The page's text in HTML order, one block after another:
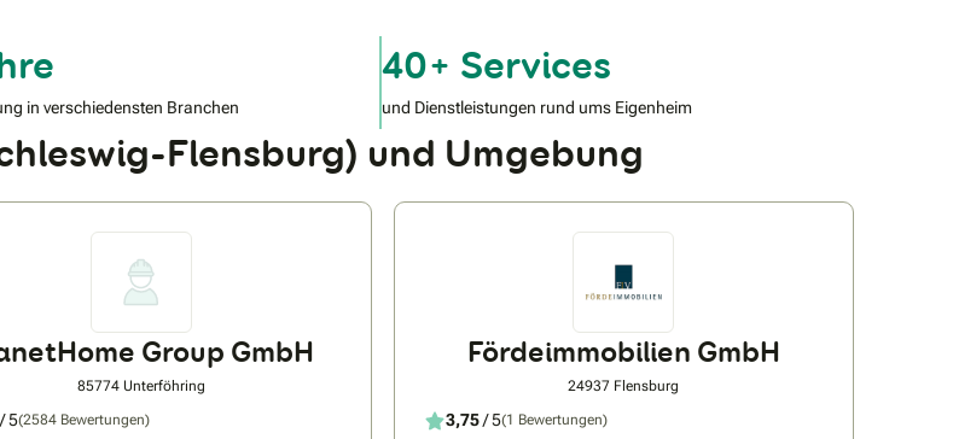
in verschiedensten Branchen
40+ Services
und Dienstleistungen rund ums Eigenheim
Flensburg) und Umgebung
Group GmbH
85774 Unterföhring
/ 5(2584 Bewertungen)
Fördeimmobilien GmbH
24937 Flensburg
3,75/ 5(1 Bewertungen)